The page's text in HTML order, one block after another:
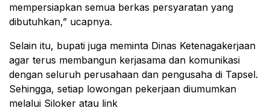
mempersiapkan semua berkas persyaratan yang
dibutuhkan,” ucapnya.
Selain itu, bupati juga meminta Dinas Ketenagakerjaan
agar terus membangun kerjasama dan komunikasi
dengan seluruh perusahaan dan pengusaha di Tapsel.
Sehingga, setiap lowongan pekerjaan diumumkan
melalui Siloker atau link